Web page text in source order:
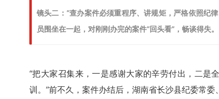
镜头二： “查办案件必须重程序、讲规矩，严格依照纪
员围坐在一起，对刚刚办完的案件“回头看”，畅谈得失。
“把大家召集来，一是感谢大家的辛劳付出，二是
训。”前不久，案件办结后，湖南省长沙县纪委常